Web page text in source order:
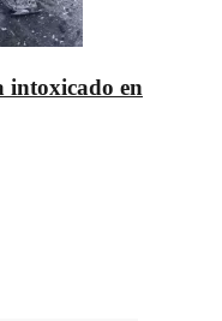
intoxicado en